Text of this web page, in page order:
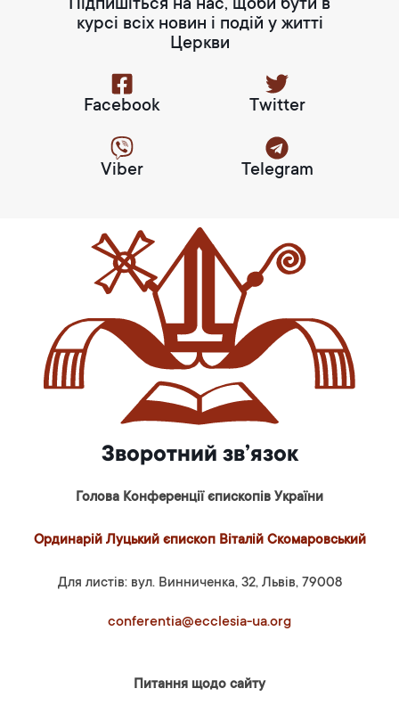
Підпишіться на нас, щоби бути в
курсі всіх новин і подій у житті
Церкви
Facebook Twitter
Viber Telegram
Зворотний зв’язок
Голова Конференції єпископів України
Ординарій Луцький єпископ Віталій Скомаровський
Для листів: вул. Винниченка, 32, Львів, 79008
conferentia@ecclesia-ua.org
Питання щодо сайту